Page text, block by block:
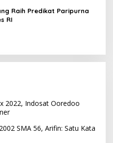
Raih Predikat Paripurna
RI
2022, Indosat Ooredoo
SMA 56, Arifin: Satu Kata